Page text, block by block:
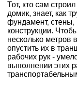
Тот, кто сам
домик, знает, как
фундамент, стены,
конструкции.
несколько метров
опустить их в
рабочих рук -
выполнении этих